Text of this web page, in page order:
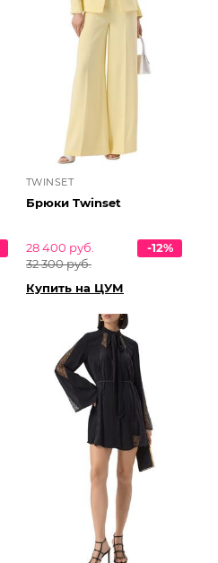
TWINSET
Брюки Twinset
28 400 руб.
32 300 руб.
-12%
Купить на ЦУМ